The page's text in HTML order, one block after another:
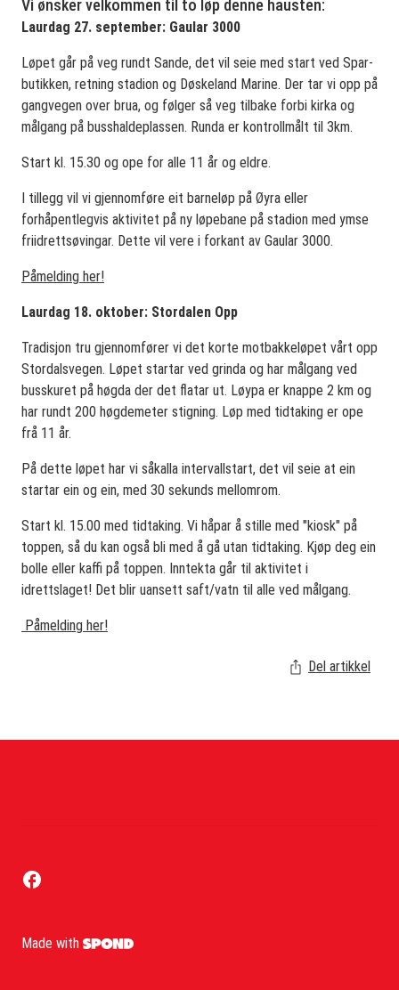
Vi ønsker velkommen til to løp denne hausten:
Laurdag 27. september: Gaular 3000
Løpet går på veg rundt Sande, det vil seie med start ved Spar-
butikken, retning stadion og Døskeland Marine. Der tar vi opp på
gangvegen over brua, og følger så veg tilbake forbi kirka og
målgang på busshaldeplassen. Runda er kontrollmålt til 3km.
Start kl. 15.30 og ope for alle 11 år og eldre.
I tillegg vil vi gjennomføre eit barneløp på Øyra eller
forhåpentlegvis aktivitet på ny løpebane på stadion med ymse
friidrettsøvingar. Dette vil vere i forkant av Gaular 3000.
Påmelding her!
Laurdag 18. oktober: Stordalen Opp
Tradisjon tru gjennomfører vi det korte motbakkeløpet vårt opp
Stordalsvegen. Løpet startar ved grinda og har målgang ved
busskuret på høgda der det flatar ut. Løypa er knappe 2 km og
har rundt 200 høgdemeter stigning. Løp med tidtaking er ope
frå 11 år.
På dette løpet har vi såkalla intervallstart, det vil seie at ein
startar ein og ein, med 30 sekunds mellomrom.
Start kl. 15.00 med tidtaking. Vi håpar å stille med "kiosk" på
toppen, så du kan også bli med å gå utan tidtaking. Kjøp deg ein
bolle eller kaffi på toppen. Inntekta går til aktivitet i
idrettslaget! Det blir uansett saft/vatn til alle ved målgang.
Påmelding her!
Del artikkel
Made with